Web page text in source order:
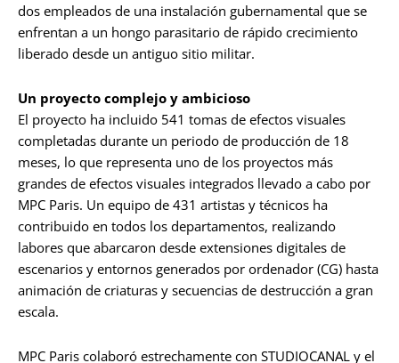
dos empleados de una instalación gubernamental que se
enfrentan a un hongo parasitario de rápido crecimiento
liberado desde un antiguo sitio militar.
Un proyecto complejo y ambicioso
El proyecto ha incluido 541 tomas de efectos visuales
completadas durante un periodo de producción de 18
meses, lo que representa uno de los proyectos más
grandes de efectos visuales integrados llevado a cabo por
MPC Paris. Un equipo de 431 artistas y técnicos ha
contribuido en todos los departamentos, realizando
labores que abarcaron desde extensiones digitales de
escenarios y entornos generados por ordenador (CG) hasta
animación de criaturas y secuencias de destrucción a gran
escala.
MPC Paris colaboró estrechamente con STUDIOCANAL y el